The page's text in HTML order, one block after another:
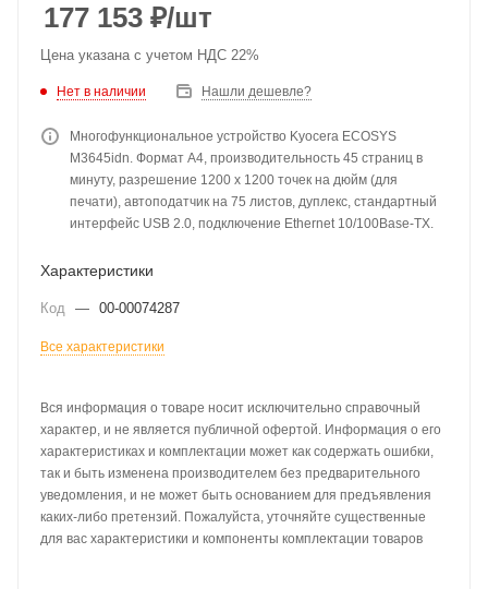
177 153 ₽/шт
Цена указана с учетом НДС 22%
Нет в наличии Нашли дешевле?
Многофункциональное устройство Kyocera ECOSYS
M3645idn. Формат А4, производительность 45 страниц в
минуту, разрешение 1200 x 1200 точек на дюйм (для
печати), автоподатчик на 75 листов, дуплекс, стандартный
интерфейс USB 2.0, подключение Ethernet 10/100Base-TX.
Характеристики
Код — 00-00074287
Все характеристики
Вся информация о товаре носит исключительно справочный
характер, и не является публичной офертой. Информация о его
характеристиках и комплектации может как содержать ошибки,
так и быть изменена производителем без предварительного
уведомления, и не может быть основанием для предъявления
каких-либо претензий. Пожалуйста, уточняйте существенные
для вас характеристики и компоненты комплектации товаров